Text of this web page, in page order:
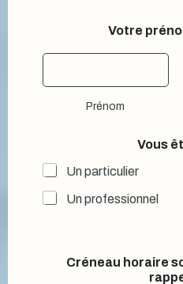
Votre
Prénom
Vous
Un particulier
Un professionnel
Créneau horaire